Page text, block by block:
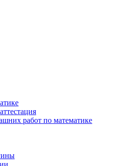
работ по математике